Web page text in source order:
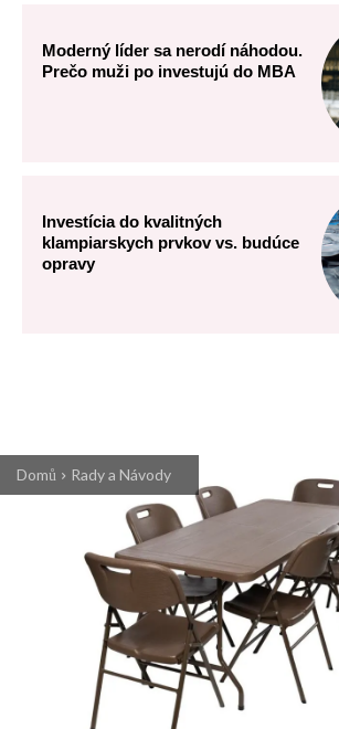
Moderný líder sa nerodí náhodou.
Prečo muži po investujú do MBA
Investícia do kvalitných
klampiarskych prvkov vs. budúce
opravy